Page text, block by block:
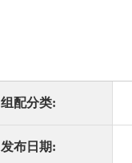
组配分类:
发布日期: